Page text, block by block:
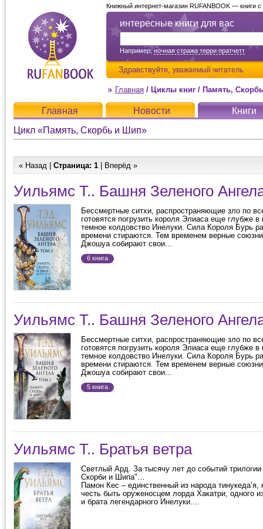
интересные книги для вас
Например,ночная стража терри пратчетт
Здравствуйте, уважаемый читатель
Книжный интернет-магазин RUFANBOOK — книги
Главная / Циклы книг / Память,
Главная Новости
Книги
Цикл «Память, Скорбь и Шип»
« Назад | Страница: 1 | Вперёд »
Уильямс Т.. Башня Зеленого
Бессмертные ситхи, распространяющие зло по
готовятся погрузить короля Элиаса еще глубже
темное колдовство Инелуки. Сила Короля Бурь
времени стираются. Тем временем верные
Джошуа собирают свои...
6 книга
Уильямс Т.. Башня Зеленого
Бессмертные ситхи, распространяющие зло по
готовятся погрузить короля Элиаса еще глубже
темное колдовство Инелуки. Сила Короля Бурь
времени стираются. Тем временем верные
Джошуа собирают свои...
5 книга
Уильямс Т.. Братья ветра
Светлый Ард. За тысячу лет до событий
Скорби и Шипа"…
Памон Кес – единственный из народа тинукеда’я,
честь быть оруженосцем лорда Хакатри, одного
и брата легендарного Инелуки....